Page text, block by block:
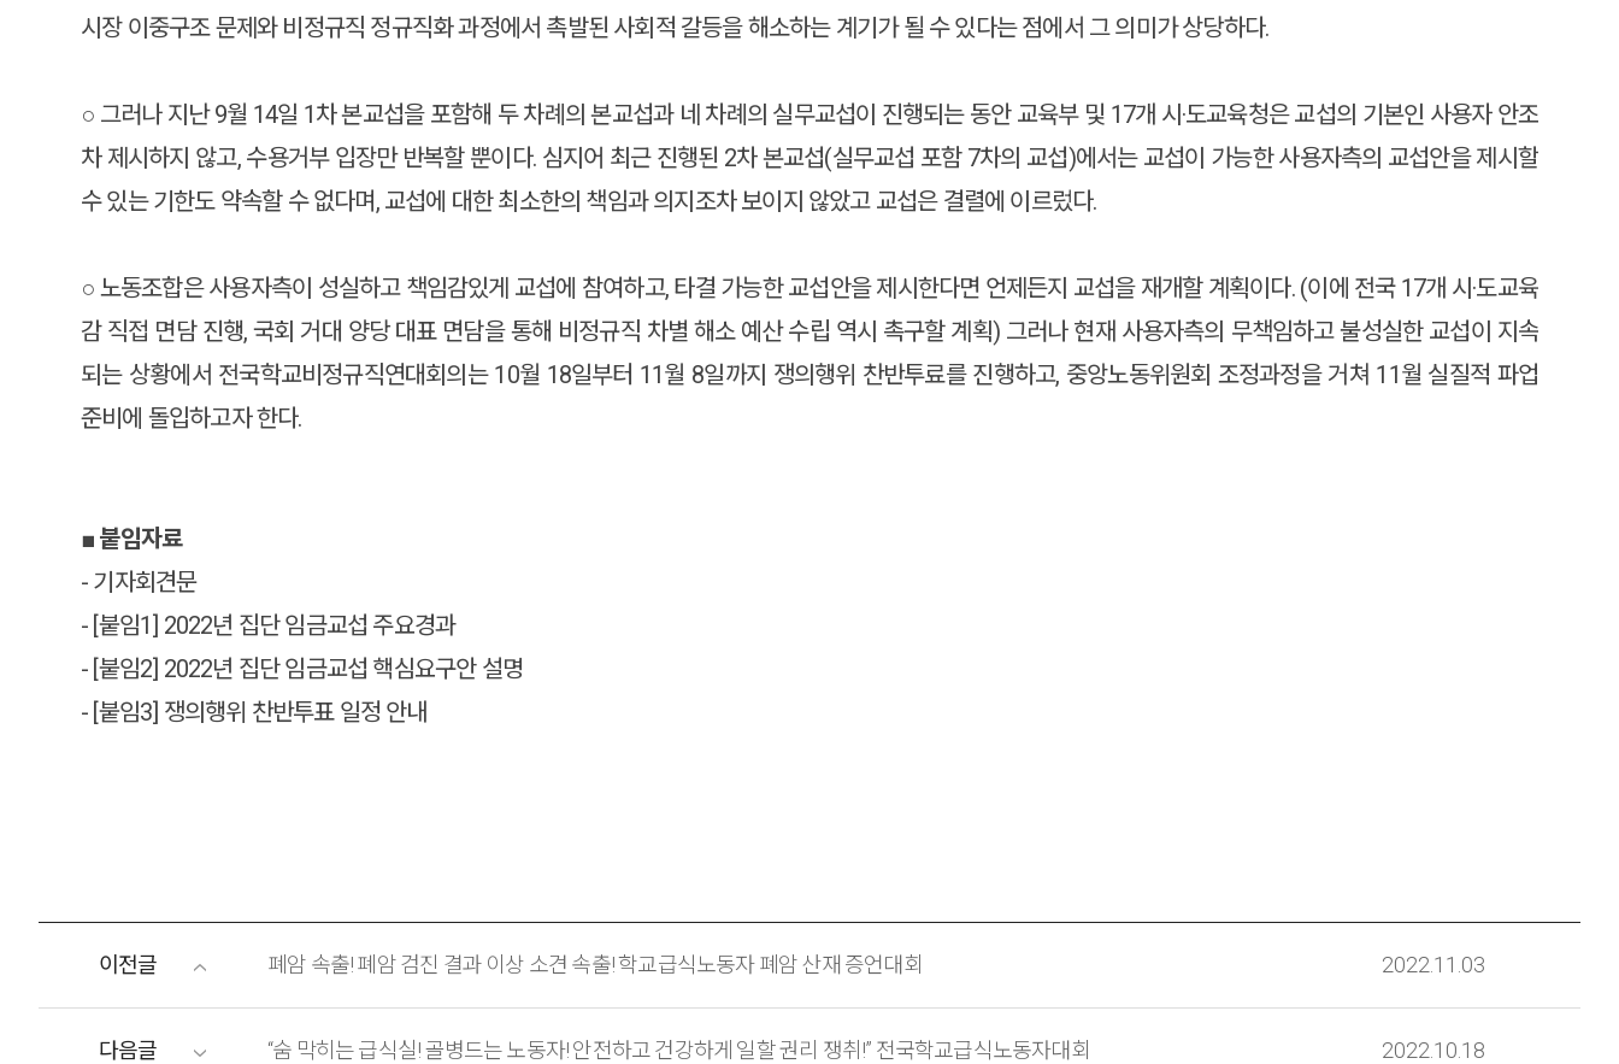
시장 이중구조 문제와 비정규직 정규직화 과정에서 촉발된 사회적 갈등을 해소하는 계기가 될 수 있다는 점에서 그 의미가 상당하다.
○ 그러나 지난 9월 14일 1차 본교섭을 포함해 두 차례의 본교섭과 네 차례의 실무교섭이 진행되는 동안 교육부 및 17개 시·도교육청은 교섭의 기본인 사용자 안조
차 제시하지 않고, 수용거부 입장만 반복할 뿐이다. 심지어 최근 진행된 2차 본교섭(실무교섭 포함 7차의 교섭)에서는 교섭이 가능한 사용자측의 교섭안을 제시할
수 있는 기한도 약속할 수 없다며, 교섭에 대한 최소한의 책임과 의지조차 보이지 않았고 교섭은 결렬에 이르렀다.
○ 노동조합은 사용자측이 성실하고 책임감있게 교섭에 참여하고, 타결 가능한 교섭안을 제시한다면 언제든지 교섭을 재개할 계획이다. (이에 전국 17개 시·도교육
감 직접 면담 진행, 국회 거대 양당 대표 면담을 통해 비정규직 차별 해소 예산 수립 역시 촉구할 계획) 그러나 현재 사용자측의 무책임하고 불성실한 교섭이 지속
되는 상황에서 전국학교비정규직연대회의는 10월 18일부터 11월 8일까지 쟁의행위 찬반투료를 진행하고, 중앙노동위원회 조정과정을 거쳐 11월 실질적 파업
준비에 돌입하고자 한다.
■ 붙임자료
- 기자회견문
- [붙임1] 2022년 집단 임금교섭 주요경과
- [붙임2] 2022년 집단 임금교섭 핵심요구안 설명
- [붙임3] 쟁의행위 찬반투표 일정 안내
이전글 폐암 속출! 폐암 검진 결과 이상 소견 속출! 학교급식노동자 폐암 산재 증언대회 2022.11.03
다음글 “숨 막히는 급식실! 골병드는 노동자! 안전하고 건강하게 일할 권리 쟁취!” 전국학교급식노동자대회 2022.10.18